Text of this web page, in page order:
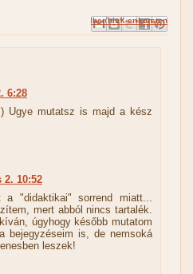
Küldés e-mailbenBlogThis!
Megosztás az X-en
Megosztás a Facebookon
Megosztás a Pinteresten
6:28
Ugye mutatsz is majd a kész
2. 10:52
"didaktikai" sorrend miatt...
mert abból nincs tartalék.
úgyhogy később mutatom
bejegyzéseim is, de nemsoká
leszek!